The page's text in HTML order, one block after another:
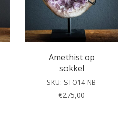
Amethist op
sokkel
SKU: STO14-NB
€275,00